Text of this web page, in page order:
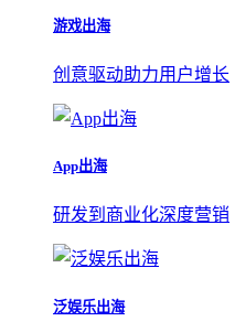
游戏出海
创意驱动助力用户增长
App出海
研发到商业化深度营销
泛娱乐出海